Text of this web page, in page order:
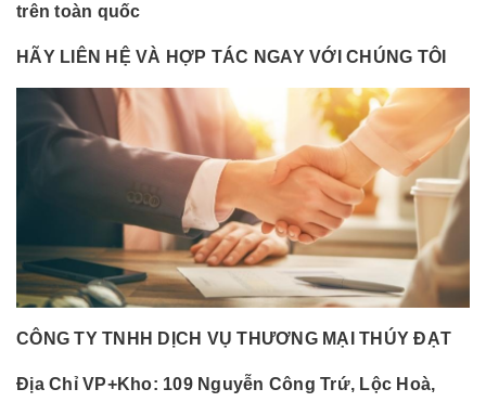
trên toàn quốc
HÃY LIÊN HỆ VÀ HỢP TÁC NGAY VỚI CHÚNG TÔI
CÔNG TY TNHH DỊCH VỤ THƯƠNG MẠI THÚY ĐẠT
Địa Chỉ VP+Kho: 109 Nguyễn Công Trứ, Lộc Hoà,